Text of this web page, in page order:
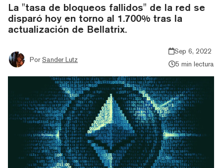
La "tasa de bloqueos fallidos" de la red se
disparó hoy en torno al 1.700% tras la
actualización de Bellatrix.
Por Sander Lutz
Sep 6, 2022
5 min lectura